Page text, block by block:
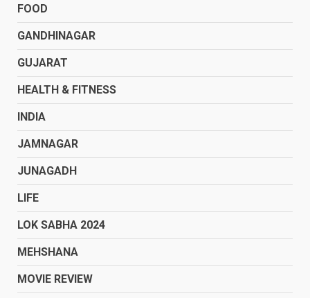
FOOD
GANDHINAGAR
GUJARAT
HEALTH & FITNESS
INDIA
JAMNAGAR
JUNAGADH
LIFE
LOK SABHA 2024
MEHSHANA
MOVIE REVIEW